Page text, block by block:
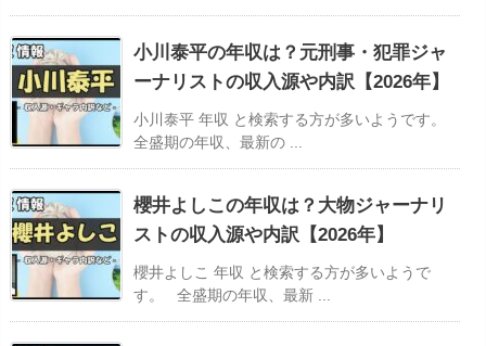
小川泰平の年収は？元刑事・犯罪ジャ
ーナリストの収入源や内訳【2026年】
小川泰平 年収 と検索する方が多いようです。
全盛期の年収、最新の ...
櫻井よしこの年収は？大物ジャーナリ
ストの収入源や内訳【2026年】
櫻井よしこ 年収 と検索する方が多いようで
す。 全盛期の年収、最新 ...